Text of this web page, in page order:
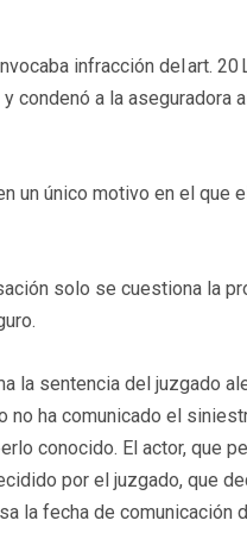
infracción del art. 20
a la aseguradora
un único motivo en el que
solo se cuestiona la
sentencia del juzgado
ha comunicado el
conocido. El actor, que
por el juzgado, que
la fecha de comunicación